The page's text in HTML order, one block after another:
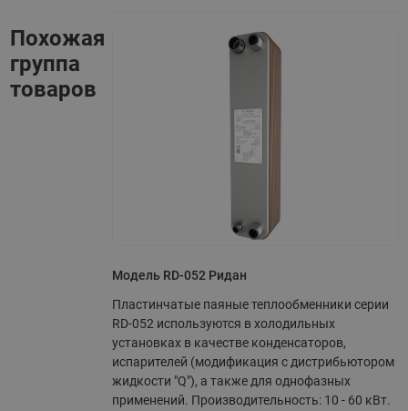
Похожая
группа
товаров
Модель RD-052 Ридан
Пластинчатые паяные теплообменники серии
RD-052 используются в холодильных
установках в качестве конденсаторов,
испарителей (модификация с дистрибьютором
жидкости "Q"), а также для однофазных
применений. Производительность: 10 - 60 кВт.